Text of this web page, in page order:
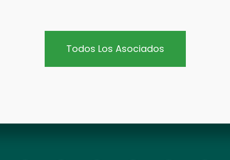
Todos Los Asociados